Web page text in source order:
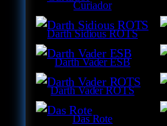
Curiador
Darth Sidious ROTS
Darth Vader ESB
Darth Vader ROTS
Das Rote